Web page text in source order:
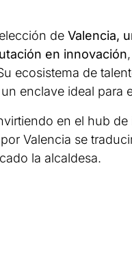
de Valencia,
en innovación
ecosistema de
enclave ideal para
en el hub
Valencia se
la alcaldesa.